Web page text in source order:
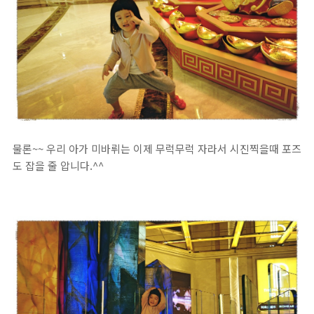
물론~~ 우리 아가 미바뤼는 이제 무럭무럭 자라서 시진찍을때 포즈
도 잡을 줄 압니다.^^